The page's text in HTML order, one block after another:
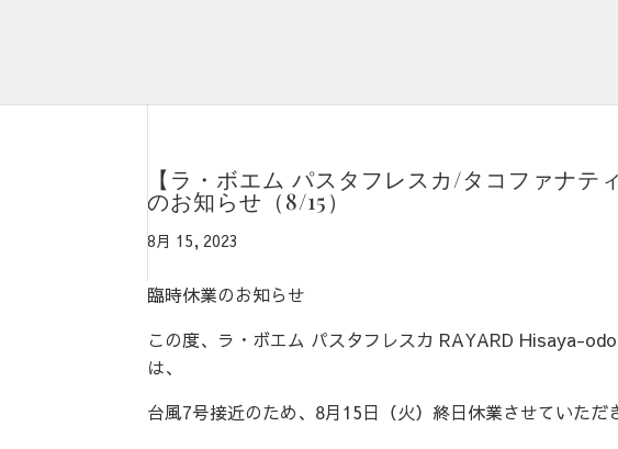
【ラ・ボエム パスタフレスカ/タコファナ
のお知らせ（8/15）
8月 15, 2023
臨時休業のお知らせ
この度、ラ・ボエム パスタフレスカ RAYARD Hisaya-
は、
台風7号接近のため、8月15日（火）終日休業させていただ